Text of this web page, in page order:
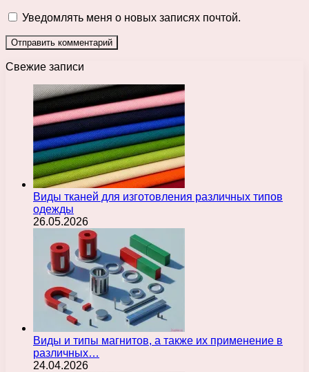
Уведомлять меня о новых записях почтой.
Свежие записи
Виды тканей для изготовления различных типов
одежды
26.05.2026
Виды и типы магнитов, а также их применение в
различных…
24.04.2026